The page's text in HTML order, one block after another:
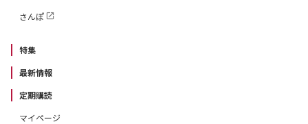
さんぽ
特集
最新情報
定期購読
マイページ